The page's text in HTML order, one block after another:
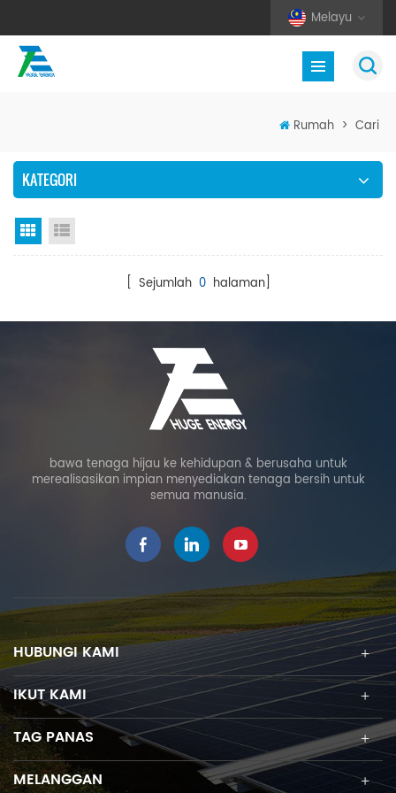
Melayu
Rumah > Cari
KATEGORI
Paparan grid
[ Sejumlah 0halaman]
bawa tenaga hijau ke kehidupan & berusaha untuk
merealisasikan impian menyediakan tenaga bersih untuk
semua manusia.
HUBUNGI KAMI
IKUT KAMI
TAG PANAS
MELANGGAN